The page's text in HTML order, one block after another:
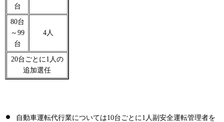
台
80台
～99
台
4人
20台ごとに1人の
追加選任
自動車運転代行業については10台ごとに1人副安全運転管理者を